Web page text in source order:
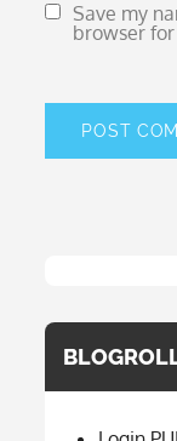
Save my
browser